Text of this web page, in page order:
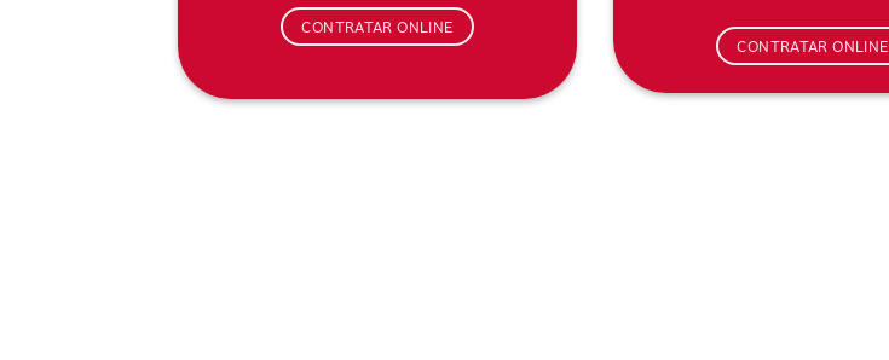
CONTRATAR ONLINE
CONTRATAR ONLINE